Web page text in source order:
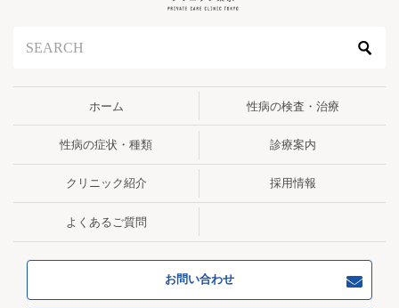
ホーム 性病の検査・治療
性病の症状・種類 診療案内
クリニック紹介 採用情報
よくあるご質問
お問い合わせ